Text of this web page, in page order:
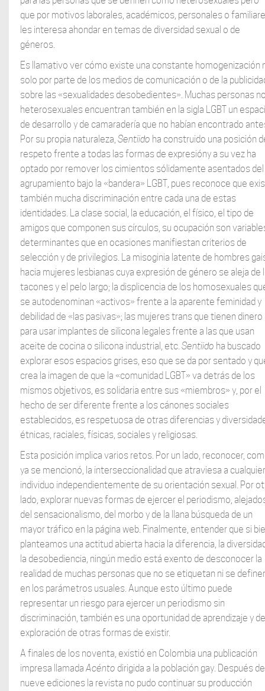
que por motivos laborales, académicos, personales o
les interesa ahondar en temas de diversidad sexual o de
géneros.
Es llamativo ver cómo existe una constante homogenización
solo por parte de los medios de comunicación o de la
sobre las «sexualidades desobedientes». Muchas personas
heterosexuales encuentran también en la sigla LGBT un
de desarrollo y de camaradería que no habían encontrado
Por su propia naturaleza, Sentiido ha construido una posición
respeto frente a todas las formas de expresióny a su vez ha
optado por remover los cimientos sólidamente asentados del
agrupamiento bajo la «bandera» LGBT, pues reconoce que
también mucha discriminación entre cada una de estas
identidades. La clase social, la educación, el físico, el tipo de
amigos que componen sus círculos, su ocupación son
determinantes que en ocasiones manifiestan criterios de
selección y de privilegios. La misoginia latente de hombres
hacia mujeres lesbianas cuya expresión de género se aleja de
tacones y el pelo largo; la displicencia de los homosexuales
se autodenominan «activos» frente a la aparente feminidad y
debilidad de «las pasivas»; las mujeres trans que tienen dinero
para usar implantes de silicona legales frente a las que usan
aceite de cocina o silicona industrial, etc. Sentiido ha buscado
explorar esos espacios grises, eso que se da por sentado y
crea la imagen de que la «comunidad LGBT» va detrás de los
mismos objetivos, es solidaria entre sus «miembros» y, por el
hecho de ser diferente frente a los cánones sociales
establecidos, es respetuosa de otras diferencias y
étnicas, raciales, físicas, sociales y religiosas.
Esta posición implica varios retos. Por un lado, reconocer,
ya se mencionó, la interseccionalidad que atraviesa a cualquier
individuo independientemente de su orientación sexual. Por
lado, explorar nuevas formas de ejercer el periodismo,
del sensacionalismo, del morbo y de la llana búsqueda de un
mayor tráfico en la página web. Finalmente, entender que si
planteamos una actitud abierta hacia la diferencia, la
la desobediencia, ningún medio está exento de desconocer la
realidad de muchas personas que no se etiquetan ni se
en los parámetros usuales. Aunque esto último puede
representar un riesgo para ejercer un periodismo sin
discriminación, también es una oportunidad de aprendizaje y de
exploración de otras formas de existir.
A finales de los noventa, existió en Colombia una publicación
impresa llamada Acénto dirigida a la población gay. Después de
nueve ediciones la revista no pudo continuar su producción